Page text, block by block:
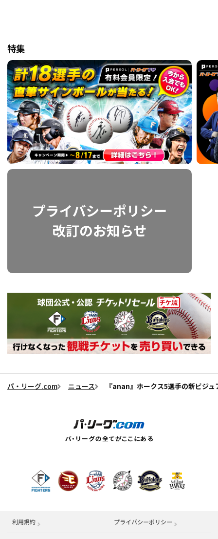
特集
パ・リーグ.com ニュース 『anan』ホークス5選手の新ビジ
利用規約 プライバシーポリシー